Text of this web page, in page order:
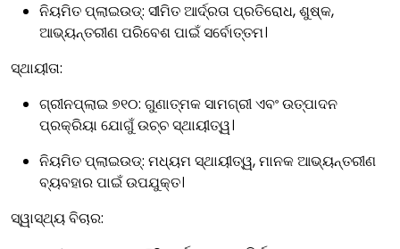
ନିୟମିତ ପ୍ଲାଇଉଡ୍: ସୀମିତ ଆର୍ଦ୍ରତା ପ୍ରତିରୋଧ, ଶୁଷ୍କ,
ଆଭ୍ୟନ୍ତରୀଣ ପରିବେଶ ପାଇଁ ସର୍ବୋତ୍ତମ।
ସ୍ଥାୟୀତା:
ଗ୍ରୀନପ୍ଲାଇ ୭୧୦: ଗୁଣାତ୍ମକ ସାମଗ୍ରୀ ଏବଂ ଉତ୍ପାଦନ
ପ୍ରକ୍ରିୟା ଯୋଗୁଁ ଉଚ୍ଚ ସ୍ଥାୟୀତ୍ୱ।
ନିୟମିତ ପ୍ଲାଇଉଡ୍: ମଧ୍ୟମ ସ୍ଥାୟୀତ୍ୱ, ମାନକ ଆଭ୍ୟନ୍ତରୀଣ
ବ୍ୟବହାର ପାଇଁ ଉପଯୁକ୍ତ।
ସ୍ୱାସ୍ଥ୍ୟ ବିଚାର: